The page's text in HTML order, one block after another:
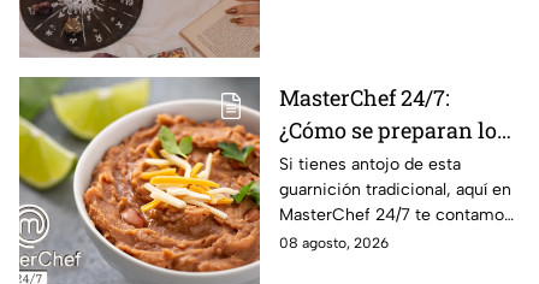
MasterChef 24/7:
¿Cómo se preparan los
frijoles puercos estilo
Sonora?
Si tienes antojo de esta
guarnición tradicional, aquí en
MasterChef 24/7 te contamos
la receta.
08 agosto, 2026